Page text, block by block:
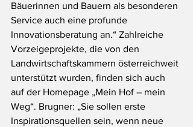
Bäuerinnen und Bauern als besonderen
Service auch eine profunde
Innovationsberatung an.“ Zahlreiche
Vorzeigeprojekte, die von den
Landwirtschaftskammern österreichweit
unterstützt wurden, finden sich auch
auf der Homepage „Mein Hof – mein
Weg“. Brugner: „Sie sollen erste
Inspirationsquellen sein, wenn neue